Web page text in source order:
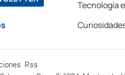
Tecnología
Rss